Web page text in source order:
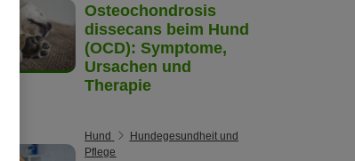
Osteochondrosis
dissecans beim Hund
(OCD): Symptome,
Ursachen und
Therapie
Hund
Hundegesundheit und
Pflege